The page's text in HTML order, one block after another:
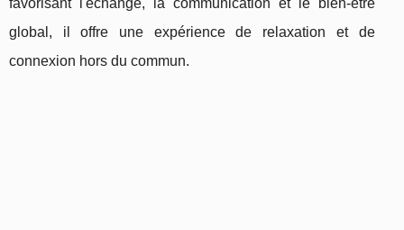
global, il offre une expérience de relaxation et de
connexion hors du commun.